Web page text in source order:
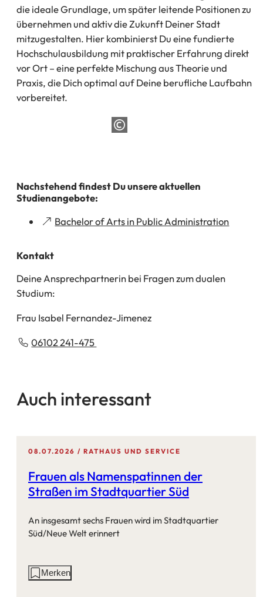
die ideale Grundlage, um später leitende Positionen zu
übernehmen und aktiv die Zukunft Deiner Stadt
mitzugestalten. Hier kombinierst Du eine fundierte
Hochschulausbildung mit praktischer Erfahrung direkt
vor Ort – eine perfekte Mischung aus Theorie und
Praxis, die Dich optimal auf Deine berufliche Laufbahn
vorbereitet.
Nachstehend findest Du unsere aktuellen
Studienangebote:
Bachelor of Arts in Public Administration
(Öffnet
einem
Tab)
Kontakt
Deine Ansprechpartnerin bei Fragen zum dualen
Studium:
Frau Isabel Fernandez-Jimenez
06102 241-475
Auch interessant
08.07.2026 RATHAUS UND SERVICE
Frauen als Namenspatinnen der
Straßen im Stadtquartier Süd
An insgesamt sechs Frauen wird im Stadtquartier
Süd/Neue Welt erinnert
AktionenMerken